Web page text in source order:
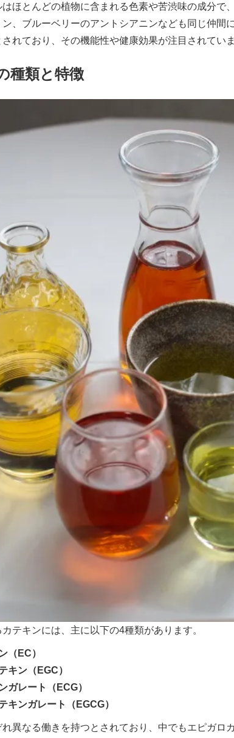
ほとんどの植物に含まれる色素や苦渋味の成分で
ン、ブルーベリーのアントシアニンなども同じ仲間
れており、その機能性や健康効果が注目されてい
種類と特徴
テキンには、主に以下の4種類があります。
（EC）
キン（EGC）
ガレート（ECG）
キンガレート（EGCG）
れ異なる働きを持つとされており、中でもエピガロ